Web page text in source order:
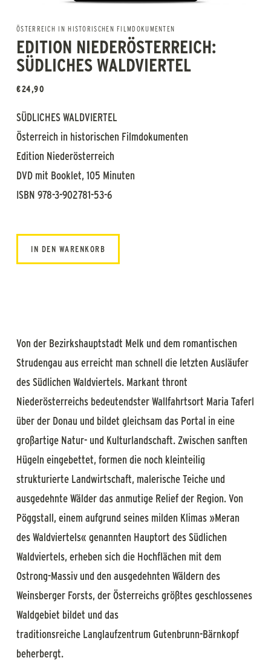
ÖSTERREICH IN HISTORISCHEN FILMDOKUMENTEN
EDITION NIEDERÖSTERREICH:
SÜDLICHES WALDVIERTEL
€24,90
SÜDLICHES WALDVIERTEL
Österreich in historischen Filmdokumenten
Edition Niederösterreich
DVD mit Booklet, 105 Minuten
ISBN 978-3-902781-53-6
IN DEN WARENKORB
Von der Bezirkshauptstadt Melk und dem romantischen
Strudengau aus erreicht man schnell die letzten Ausläufer
des Südlichen Waldviertels. Markant thront
Niederösterreichs bedeutendster Wallfahrtsort Maria Taferl
über der Donau und bildet gleichsam das Portal in eine
großartige Natur- und Kulturlandschaft. Zwischen sanften
Hügeln eingebettet, formen die noch kleinteilig
strukturierte Landwirtschaft, malerische Teiche und
ausgedehnte Wälder das anmutige Relief der Region. Von
Pöggstall, einem aufgrund seines milden Klimas »Meran
des Waldviertels« genannten Hauptort des Südlichen
Waldviertels, erheben sich die Hochflächen mit dem
Ostrong-Massiv und den ausgedehnten Wäldern des
Weinsberger Forsts, der Österreichs größtes geschlossenes
Waldgebiet bildet und das
traditionsreiche Langlaufzentrum Gutenbrunn-Bärnkopf
beherbergt.